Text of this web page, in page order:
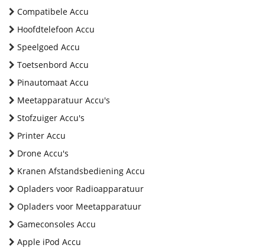
Compatibele Accu
Hoofdtelefoon Accu
Speelgoed Accu
Toetsenbord Accu
Pinautomaat Accu
Meetapparatuur Accu's
Stofzuiger Accu's
Printer Accu
Drone Accu's
Kranen Afstandsbediening Accu
Opladers voor Radioapparatuur
Opladers voor Meetapparatuur
Gameconsoles Accu
Apple iPod Accu